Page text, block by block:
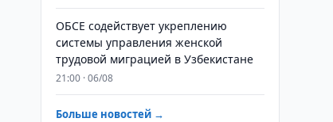
ОБСЕ содействует укреплению
системы управления женской
трудовой миграцией в Узбекистане
21:00 · 06/08
Больше новостей →